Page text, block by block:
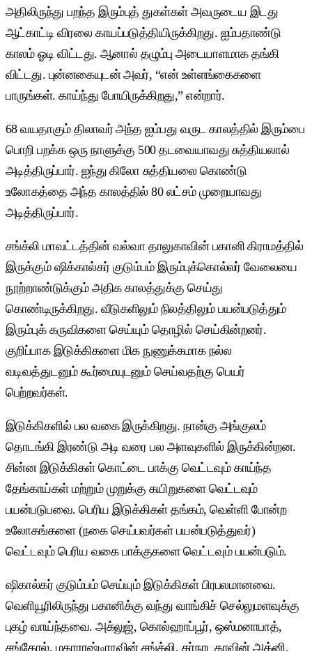
அதிலிருந்து பறந்த இரும்புத் துகள்கள் அவருடைய இடது
ஆட்காட்டி விரலை காயப்படுத்தியிருக்கிறது. ஐம்பதாண்டு
காலம் ஓடி விட்டது. ஆனால் தழும்பு அடையாளமாக தங்கி
விட்டது. புன்னகையுடன் அவர், “என் உள்ளங்கைகளை
பாருங்கள். காய்ந்து போயிருக்கிறது,” என்றார்.
68 வயதாகும் திலாவர் அந்த ஐம்பது வருட காலத்தில் இரும்பை
பொறி பறக்க ஒரு நாளுக்கு 500 தடவையாவது சுத்தியலால்
அடித்திருப்பார். ஐந்து கிலோ சுத்தியலை கொண்டு
உலோகத்தை அந்த காலத்தில் 80 லட்சம் முறையாவது
அடித்திருப்பார்.
சங்க்லி மாவட்டத்தின் வல்வா தாலுகாவின் பகானி கிராமத்தில்
இருக்கும் ஷிக்கால்கர் குடும்பம் இரும்புக்கொல்லர் வேலையை
நூற்றாண்டுக்கும் அதிக காலத்துக்கு செய்து
கொண்டிருக்கிறது. வீடுகளிலும் நிலத்திலும் பயன்படுத்தும்
இரும்புக் கருவிகளை செய்யும் தொழில் செய்கின்றனர்.
குறிப்பாக இடுக்கிகளை மிக நுணுக்கமாக நல்ல
வடிவத்துடனும் கூர்மையுடனும் செய்வதற்கு பெயர்
பெற்றவர்கள்.
இடுக்கிகளில் பல வகை இருக்கிறது. நான்கு அங்குலம்
தொடங்கி இரண்டு அடி வரை பல அளவுகளில் இருக்கின்றன.
சின்ன இடுக்கிகள் கொட்டை பாக்கு வெட்டவும் காய்ந்த
தேங்காய்கள் மற்றும் முறுக்கு கயிறுகளை வெட்டவும்
பயன்படுபவை. பெரிய இடுக்கிகள் தங்கம், வெள்ளி போன்ற
உலோகங்களை (நகை செய்பவர்கள் பயன்படுத்துவர்)
வெட்டவும் பெரிய வகை பாக்குகளை வெட்டவும் பயன்படும்.
ஷிகால்கர் குடும்பம் செய்யும் இடுக்கிகள் பிரபலமானவை.
வெளியூரிலிருந்து பகானிக்கு வந்து வாங்கிச் செல்லுமளவுக்கு
புகழ் வாய்ந்தவை. அக்லுஜ், கொல்ஹாப்பூர், ஒஸ்மனாபாத்,
சங்கோல், மகாராஷ்டிராவின் சங்க்லி, கர்நாடகாவின் அத்னி,